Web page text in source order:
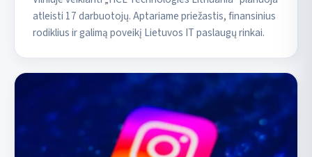
atleisti 17 darbuotojų. Aptariame priežastis, finansinius
rodiklius ir galimą poveikį Lietuvos IT paslaugų rinkai.